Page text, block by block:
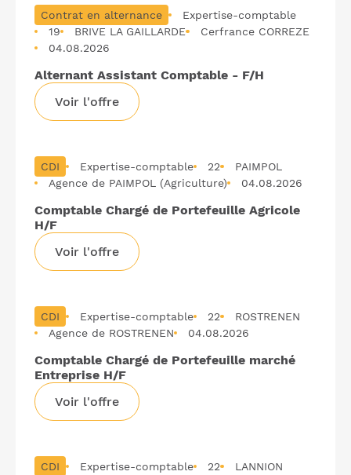
Contrat en alternance
Expertise-comptable
19
BRIVE LA GAILLARDE
Cerfrance CORREZE
04.08.2026
Alternant Assistant Comptable - F/H
Voir l'offre
CDI Expertise-comptable 22
PAIMPOL
Agence de PAIMPOL (Agriculture)
04.08.2026
Comptable Chargé de Portefeuille Agricole
H/F
Voir l'offre
CDI Expertise-comptable 22
ROSTRENEN
Agence de ROSTRENEN
04.08.2026
Comptable Chargé de Portefeuille marché
Entreprise H/F
Voir l'offre
CDI Expertise-comptable 22
LANNION